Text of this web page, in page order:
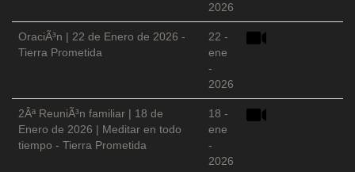
2026
OraciÃ³n | 22 de Enero de 2026 -
Tierra Prometida
22 -
ene
-
2026
2Âª ReuniÃ³n familiar | 18 de
Enero de 2026 | Meditar en todo
tiempo - Tierra Prometida
18 -
ene
-
2026